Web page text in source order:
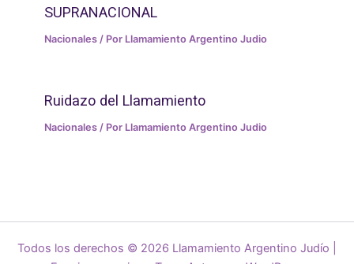
SUPRANACIONAL
Nacionales / Por Llamamiento Argentino Judio
Ruidazo del Llamamiento
Nacionales / Por Llamamiento Argentino Judio
Todos los derechos © 2026 Llamamiento Argentino Judío |